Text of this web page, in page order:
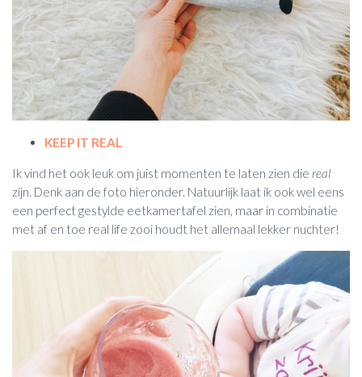
KEEP IT REAL
Ik vind het ook leuk om juist momenten te laten zien die real
zijn. Denk aan de foto hieronder. Natuurlijk laat ik ook wel eens
een perfect gestylde eetkamertafel zien, maar in combinatie
met af en toe real life zooi houdt het allemaal lekker nuchter!